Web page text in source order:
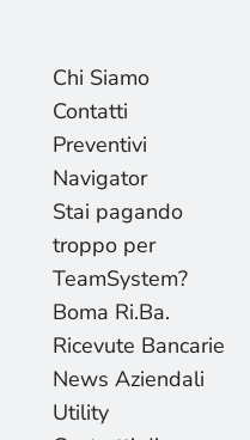
Chi Siamo
Contatti
Preventivi
Navigator
Stai pagando
troppo per
TeamSystem?
Boma Ri.Ba.
Ricevute Bancarie
News Aziendali
Utility